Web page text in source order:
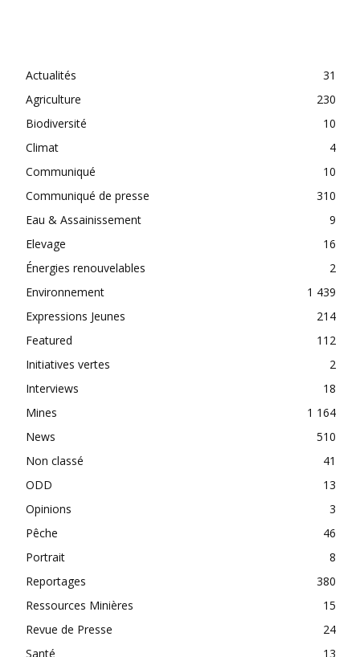
Actualités
31
Agriculture
230
Biodiversité
10
Climat
4
Communiqué
10
Communiqué de presse
310
Eau & Assainissement
9
Elevage
16
Énergies renouvelables
2
Environnement
1 439
Expressions Jeunes
214
Featured
112
Initiatives vertes
2
Interviews
18
Mines
1 164
News
510
Non classé
41
ODD
13
Opinions
3
Pêche
46
Portrait
8
Reportages
380
Ressources Minières
15
Revue de Presse
24
Santé
13